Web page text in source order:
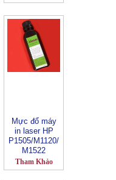
Mực đổ máy
in laser HP
P1505/M1120/
M1522
Tham Khảo